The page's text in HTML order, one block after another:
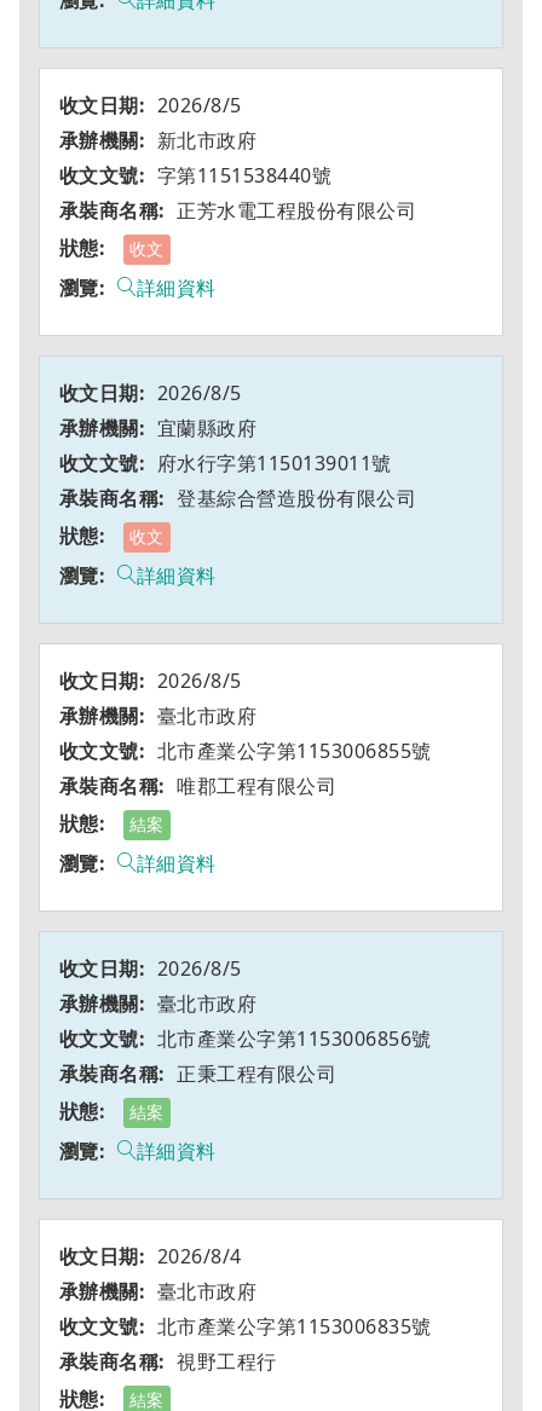
2026/8/5
新北市政府
字第1151538440號
正芳水電工程股份有限公司
收文
詳細資料
2026/8/5
宜蘭縣政府
府水行字第1150139011號
登基綜合營造股份有限公司
收文
詳細資料
2026/8/5
臺北市政府
北市產業公字第1153006855號
唯郡工程有限公司
結案
詳細資料
2026/8/5
臺北市政府
北市產業公字第1153006856號
正秉工程有限公司
結案
詳細資料
2026/8/4
臺北市政府
北市產業公字第1153006835號
視野工程行
結案